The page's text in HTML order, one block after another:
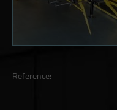
Reference: